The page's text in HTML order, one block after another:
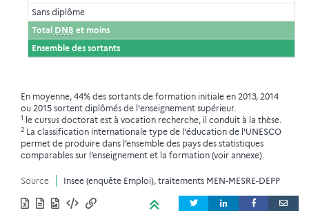
Sans diplôme
Total DNB et moins
Ensemble des sortants
En moyenne, 44% des sortants de formation initiale en 2013, 2014
ou 2015 sortent diplômés de l'enseignement supérieur.
1 le cursus doctorat est à vocation recherche, il conduit à la thèse.
2 La classification internationale type de l'éducation de l'UNESCO
permet de produire dans l’ensemble des pays des statistiques
comparables sur l’enseignement et la formation (voir annexe).
Source Insee (enquête Emploi), traitements MEN-MESRE-DEPP